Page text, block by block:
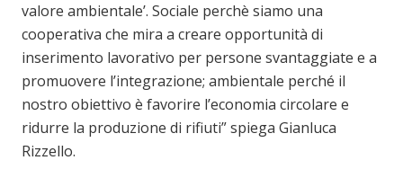
valore ambientale’. Sociale perchè siamo una
cooperativa che mira a creare opportunità di
inserimento lavorativo per persone svantaggiate e a
promuovere l’integrazione; ambientale perché il
nostro obiettivo è favorire l’economia circolare e
ridurre la produzione di rifiuti” spiega Gianluca
Rizzello.